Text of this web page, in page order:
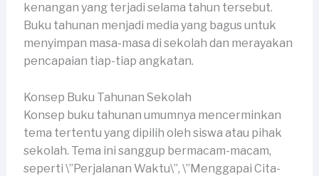
kenangan yang terjadi selama tahun tersebut.
Buku tahunan menjadi media yang bagus untuk
menyimpan masa-masa di sekolah dan merayakan
pencapaian tiap-tiap angkatan.
Konsep Buku Tahunan Sekolah
Konsep buku tahunan umumnya mencerminkan
tema tertentu yang dipilih oleh siswa atau pihak
sekolah. Tema ini sanggup bermacam-macam,
seperti \”Perjalanan Waktu\”, \”Menggapai Cita-